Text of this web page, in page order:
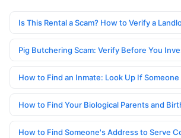
Is This Rental a Scam? How to Verify a
Pig Butchering Scam: Verify Before You
How to Find an Inmate: Look Up If Someone
How to Find Your Biological Parents and
How to Find Someone's Address to Serve